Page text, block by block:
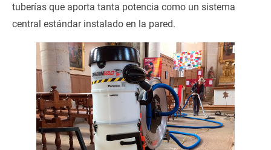
tuberías que aporta tanta potencia como un sistema
central estándar instalado en la pared.